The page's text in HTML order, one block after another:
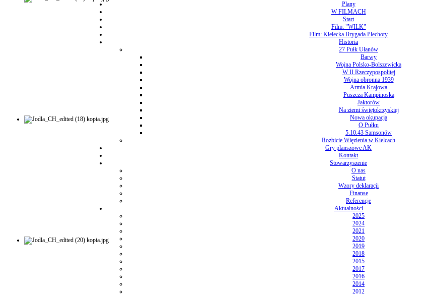
Plany
W FILMACH
Start
Film: "WILK"
Film: Kielecka Brygada Piechoty
Historia
27 Pułk Ułanów
Barwy
Wojna Polsko-Bolszewicka
W II Rzeczypospolitej
Wojna obronna 1939
Armia Krajowa
Puszcza Kampinoska
Jaktorów
Na ziemi świętokrzyskiej
Nowa okupacja
O Pułku
5.10.43 Samsonów
Rozbicie Więzienia w Kielcach
Gry planszowe AK
Kontakt
Stowarzyszenie
O nas
Statut
Wzory deklaracji
Finanse
Referencje
Aktualności
2025
2024
2021
2020
2019
2018
2015
2017
2016
2014
2012